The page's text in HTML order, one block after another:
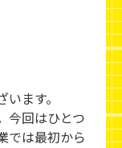
ます。
今回はひとつ
では最初から